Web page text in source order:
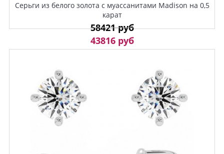
Серьги из белого золота с муассанитами Madison на 0,5
карат
58421 руб
43816 руб